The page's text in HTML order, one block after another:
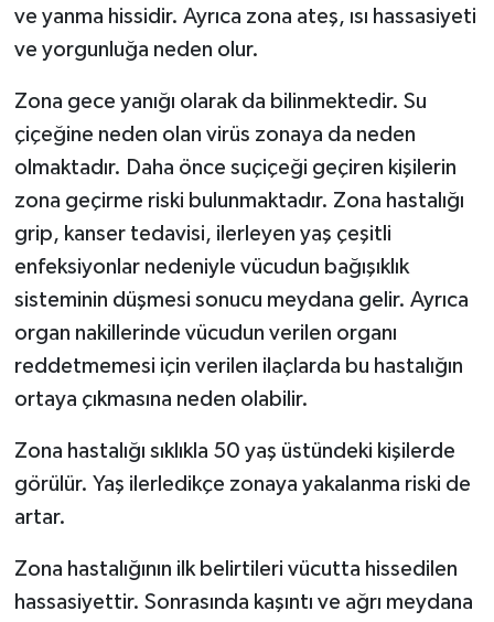
ve yanma hissidir. Ayrıca zona ateş, ısı hassasiyeti
ve yorgunluğa neden olur.
Zona gece yanığı olarak da bilinmektedir. Su
çiçeğine neden olan virüs zonaya da neden
olmaktadır. Daha önce suçiçeği geçiren kişilerin
zona geçirme riski bulunmaktadır. Zona hastalığı
grip, kanser tedavisi, ilerleyen yaş çeşitli
enfeksiyonlar nedeniyle vücudun bağışıklık
sisteminin düşmesi sonucu meydana gelir. Ayrıca
organ nakillerinde vücudun verilen organı
reddetmemesi için verilen ilaçlarda bu hastalığın
ortaya çıkmasına neden olabilir.
Zona hastalığı sıklıkla 50 yaş üstündeki kişilerde
görülür. Yaş ilerledikçe zonaya yakalanma riski de
artar.
Zona hastalığının ilk belirtileri vücutta hissedilen
hassasiyettir. Sonrasında kaşıntı ve ağrı meydana